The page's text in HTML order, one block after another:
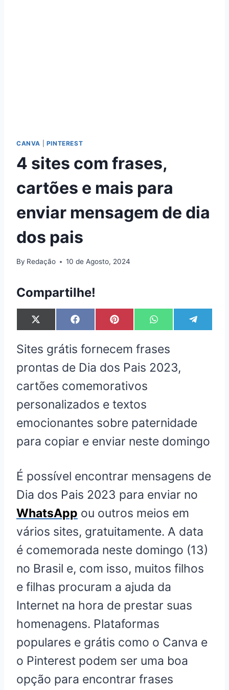
CANVA PINTEREST
4 sites com frases,
cartões e mais para
enviar mensagem de dia
dos pais
By Redação 10 de Agosto, 2024
Compartilhe!
S
h
r
o
X
(
w
t
t
e
)
S
h
a
r
o
F
a
c
e
b
o
k
S
h
r
o
P
i
t
r
s
S
h
r
o
W
h
t
s
A
S
h
e
Sites grátis fornecem frases
prontas de Dia dos Pais 2023,
cartões comemorativos
personalizados e textos
emocionantes sobre paternidade
para copiar e enviar neste domingo
É possível encontrar mensagens de
Dia dos Pais 2023 para enviar no
WhatsApp ou outros meios em
vários sites, gratuitamente. A data
é comemorada neste domingo (13)
no Brasil e, com isso, muitos filhos
e filhas procuram a ajuda da
Internet na hora de prestar suas
homenagens. Plataformas
populares e grátis como o Canva e
o Pinterest podem ser uma boa
opção para encontrar frases